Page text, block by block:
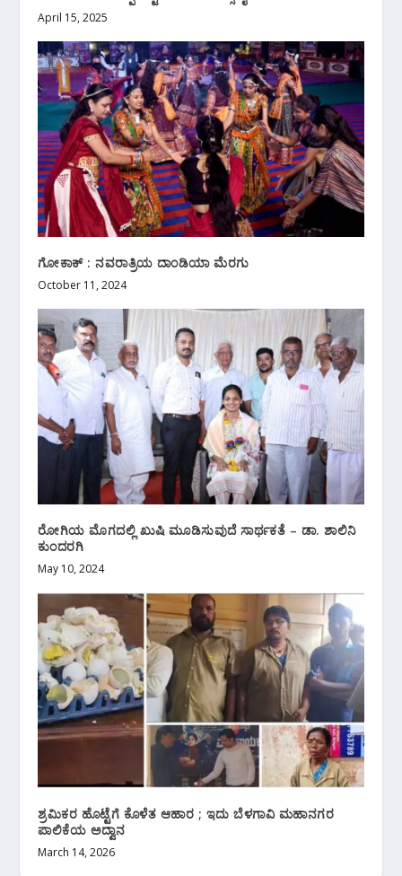
April 15, 2025
ಗೋಕಾಕ್ : ನವರಾತ್ರಿಯ ದಾಂಡಿಯಾ ಮೆರಗು
October 11, 2024
ರೋಗಿಯ ಮೊಗದಲ್ಲಿ ಖುಷಿ ಮೂಡಿಸುವುದೆ ಸಾರ್ಥಕತೆ – ಡಾ. ಶಾಲಿನಿ
ಕುಂದರಗಿ
May 10, 2024
ಶ್ರಮಿಕರ ಹೊಟ್ಟೆಗೆ ಕೊಳೆತ ಆಹಾರ ; ಇದು ಬೆಳಗಾವಿ ಮಹಾನಗರ
ಪಾಲಿಕೆಯ ಅದ್ವಾನ
March 14, 2026